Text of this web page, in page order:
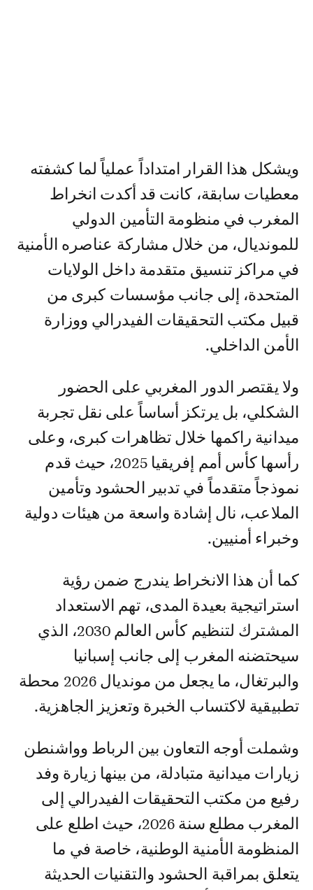
ويشكل هذا القرار امتداداً عملياً لما كشفته
معطيات سابقة، كانت قد أكدت انخراط
المغرب في منظومة التأمين الدولي
للمونديال، من خلال مشاركة عناصره الأمنية
في مراكز تنسيق متقدمة داخل الولايات
المتحدة، إلى جانب مؤسسات كبرى من
قبيل مكتب التحقيقات الفيدرالي ووزارة
الأمن الداخلي.
ولا يقتصر الدور المغربي على الحضور
الشكلي، بل يرتكز أساساً على نقل تجربة
ميدانية راكمها خلال تظاهرات كبرى، وعلى
رأسها كأس أمم إفريقيا 2025، حيث قدم
نموذجاً متقدماً في تدبير الحشود وتأمين
الملاعب، نال إشادة واسعة من هيئات دولية
وخبراء أمنيين.
كما أن هذا الانخراط يندرج ضمن رؤية
استراتيجية بعيدة المدى، تهم الاستعداد
المشترك لتنظيم كأس العالم 2030، الذي
سيحتضنه المغرب إلى جانب إسبانيا
والبرتغال، ما يجعل من مونديال 2026 محطة
تطبيقية لاكتساب الخبرة وتعزيز الجاهزية.
وشملت أوجه التعاون بين الرباط وواشنطن
زيارات ميدانية متبادلة، من بينها زيارة وفد
رفيع من مكتب التحقيقات الفيدرالي إلى
المغرب مطلع سنة 2026، حيث اطلع على
المنظومة الأمنية الوطنية، خاصة في ما
يتعلق بمراقبة الحشود والتقنيات الحديثة